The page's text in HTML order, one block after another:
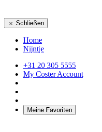
Schließen
Home
Nijntje
+31 20 305 5555
My Coster Account
Meine Favoriten